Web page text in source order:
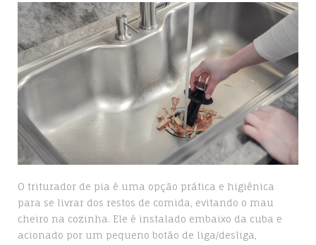
O triturador de pia é uma opção prática e higiênica
para se livrar dos restos de comida, evitando o mau
cheiro na cozinha. Ele é instalado embaixo da cuba e
acionado por um pequeno botão de liga/desliga,